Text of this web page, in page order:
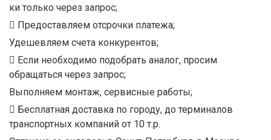
ки только через запрос;
Предоставляем отсрочки платежа;
Удешевляем счета конкурентов;
Если необходимо подобрать аналог, просим
обращаться через запрос;
Выполняем монтаж, сервисные работы;
Бесплатная доставка по городу, до терминалов
транспортных компаний от 10 т.р.